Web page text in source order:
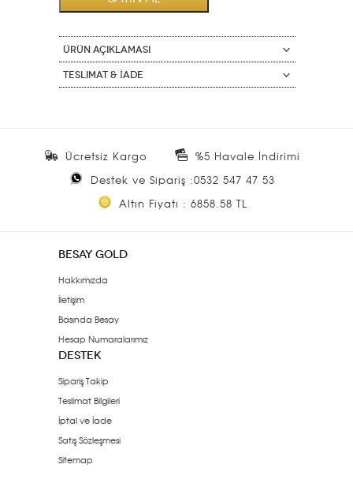
ÜRÜN AÇIKLAMASI
Teslimat & İade
Ücretsiz Kargo
%5 Havale İndirimi
Destek ve Sipariş :0532 547 47 53
Altın Fiyatı : 6858.58 TL
BESAY GOLD
Hakkımızda
İletişim
Basında Besay
Hesap Numaralarımız
DESTEK
Sipariş Takip
Teslimat Bilgileri
İptal ve İade
Satış Sözleşmesi
Sitemap